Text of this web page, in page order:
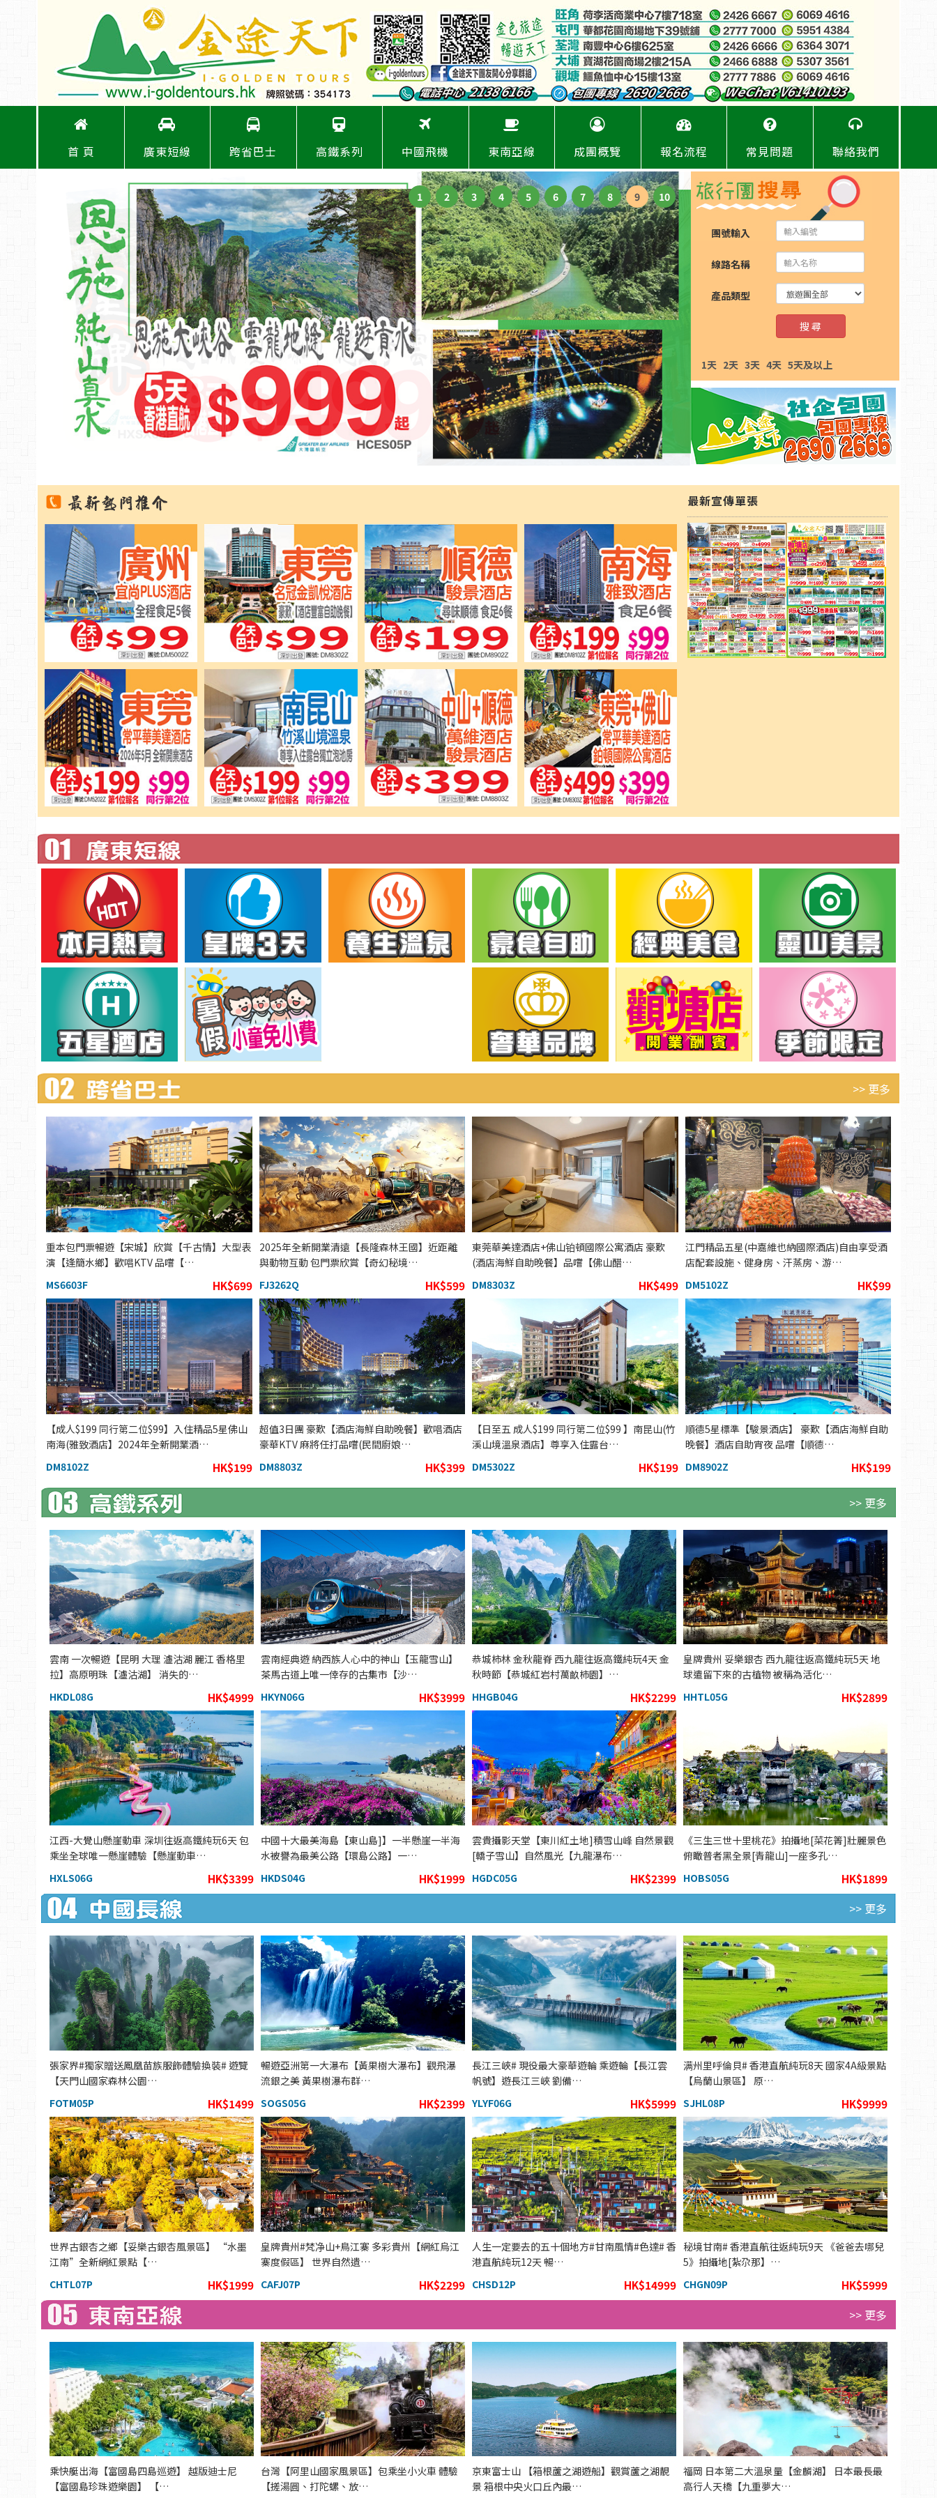
首 頁 廣東短線 跨省巴士 高鐵系列 中國飛機 東南亞線 成團概覽 報名流程 常見問題 聯絡我們
1 2 3 4 5 6 7 8 9 10
團號輸入
線路名稱
產品類型
搜 尋
1天 2天 3天 4天 5天及以上
最新宣傳單張
>> 更多
重本包門票暢遊【宋城】欣賞【千古情】大型表
演【逢簡水鄉】歡唱KTV 品嚐【…
MS6603F
HK$699
2025年全新開業清遠【長隆森林王國】近距離
與動物互動 包門票欣賞【奇幻秘境…
FJ3262Q
HK$599
東莞華美達酒店+佛山铂頓國際公寓酒店 豪歎
(酒店海鮮自助晚餐】品嚐【佛山醋…
DM8303Z
HK$499
江門精品五星(中嘉維也納國際酒店)自由享受酒
店配套設施、健身房、汗蒸房、游…
DM5102Z
HK$99
【成人$199 同行第二位$99】入住精品5星佛山
南海(雅致酒店】2024年全新開業酒…
DM8102Z
HK$199
超值3日團 豪歎【酒店海鮮自助晚餐】歡唱酒店
豪華KTV 麻將任打品嚐(民間廚娘…
DM8803Z
HK$399
【日至五 成人$199 同行第二位$99 】南昆山(竹
溪山境溫泉酒店】尊享入住露台…
DM5302Z
HK$199
順德5星標準【駿景酒店】 豪歎【酒店海鮮自助
晚餐】酒店自助宵夜 品嚐【順德…
DM8902Z
HK$199
>> 更多
雲南 一次暢遊【昆明 大理 瀘沽湖 麗江 香格里
拉】高原明珠【瀘沽湖】 消失的…
HKDL08G
HK$4999
雲南經典遊 納西族人心中的神山【玉龍雪山】
茶馬古道上唯一倖存的古集市【沙…
HKYN06G
HK$3999
恭城柿林 金秋龍脊 西九龍往返高鐵純玩4天 金
秋時節【恭城紅岩村萬畝柿園】…
HHGB04G
HK$2299
皇牌貴州 妥樂銀杏 西九龍往返高鐵純玩5天 地
球遣留下來的古植物 被稱為活化…
HHTL05G
HK$2899
江西-大覺山懸崖動車 深圳往返高鐵純玩6天 包
乘坐全球唯一懸崖體驗【懸崖動車…
HXLS06G
HK$3399
中國十大最美海島【東山島]】一半懸崖一半海
水被譽為最美公路【環島公路】一…
HKDS04G
HK$1999
雲貴攝影天堂【東川紅土地]積雪山峰 自然景觀
[轎子雪山】自然風光【九龍瀑布…
HGDC05G
HK$2399
《三生三世十里桃花》拍攝地[菜花箐]壯麗景色
俯瞰普者黑全景[青龍山]一座多孔…
HOBS05G
HK$1899
>> 更多
張家界#獨家贈送鳳凰苗族服飾體驗換裝# 遊覽
【天門山國家森林公園…
FOTM05P
HK$1499
暢遊亞洲第一大瀑布【黃果樹大瀑布】觀飛瀑
流銀之美 黃果樹瀑布群…
SOGS05G
HK$2399
長江三峽# 現役最大豪華遊輪 乘遊輪【長江雲
帆號】遊長江三峽 劉備…
YLYF06G
HK$5999
满州里呼倫貝# 香港直航純玩8天 國家4A級景點
【烏蘭山景區】 原…
SJHL08P
HK$9999
世界古銀杏之鄉【妥樂古銀杏風景區】 “水墨
江南”全新網紅景點【…
CHTL07P
HK$1999
皇牌貴州#梵净山+鳥江寨 多彩貴州【網紅烏江
寨度假區】 世界自然遺…
CAFJ07P
HK$2299
人生一定要去的五十個地方#甘南風情#色達# 香
港直航純玩12天 暢…
CHSD12P
HK$14999
秘境甘南# 香港直航往返純玩9天 《爸爸去哪兒
5》拍攝地[紮尕那】…
CHGN09P
HK$5999
>> 更多
乘快艇出海【富國島四島巡遊】 越版迪士尼
【富國島珍珠遊樂園】 【…
台灣【阿里山國家風景區】包乘坐小火車 體驗
【搓湯圓、打陀螺、放…
京東富士山 【箱根蘆之湖遊船】觀賞蘆之湖靚
景 箱根中央火口丘內最…
福岡 日本第二大溫泉量【金麟湖】 日本最長最
高行人天橋【九重夢大…